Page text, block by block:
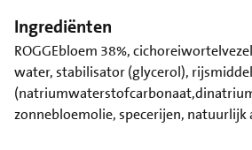
Ingrediënten
ROGGEbloem 38%,
water, stabilisator (glycerol),
zonnebloemolie, specerijen, natuurlijk